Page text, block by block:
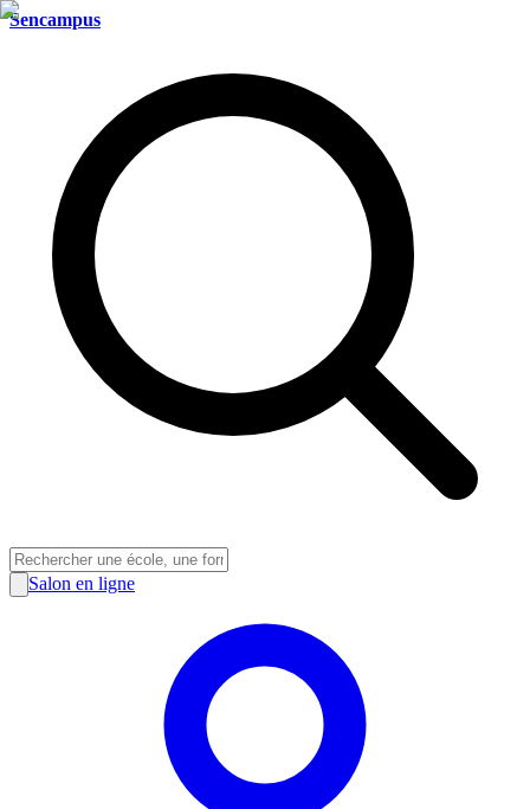
Sencampus
Salon en ligne